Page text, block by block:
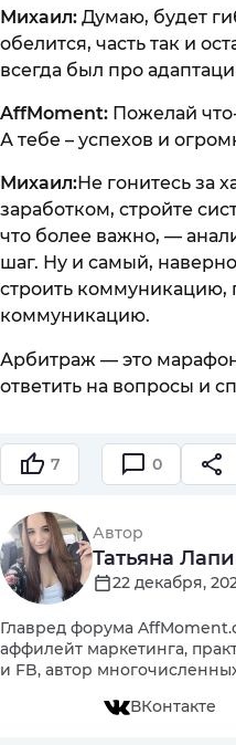
Михаил: Думаю, будет
обелится, часть так и
всегда был про
AffMoment: Пожелай
А тебе – успехов и
Михаил:Не гонитесь за
заработком, стройте
что более важно, —
шаг. Ну и самый,
строить коммуникацию,
коммуникацию.
Арбитраж — это
ответить на вопросы и
7 0
Автор
Татьяна
22 декабря,
Главред форума
аффилейт маркетинга,
и FB, автор
ВКонтакте